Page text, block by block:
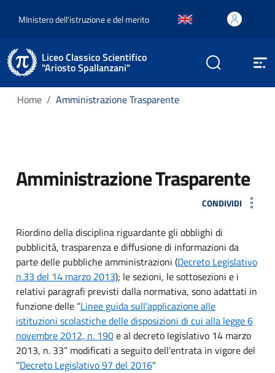
MInistero dell'istruzione e del merito
Liceo Classico Scientifico
"Ariosto Spallanzani"
Home Amministrazione Trasparente
Amministrazione Trasparente
CONDIVIDI
Riordino della disciplina riguardante gli obblighi di
pubblicità, trasparenza e diffusione di informazioni da
parte delle pubbliche amministrazioni (Decreto Legislativo
n.33 del 14 marzo 2013); le sezioni, le sottosezioni e i
relativi paragrafi previsti dalla normativa, sono adattati in
funzione delle “Linee guida sull’applicazione alle
istituzioni scolastiche delle disposizioni di cui alla legge 6
novembre 2012, n. 190e al decreto legislativo 14 marzo
2013, n. 33” modificati a seguito dell'entrata in vigore del
"Decreto Legislativo 97 del 2016"